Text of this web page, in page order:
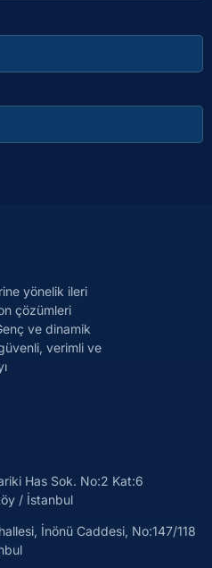
yönelik ileri
çözümleri
ve dinamik
verimli ve
Has Sok. No:2 Kat:6
/ İstanbul
İnönü Caddesi, No:147/118